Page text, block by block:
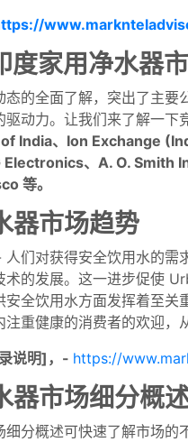
度家用净水器
态的全面了解，突出了主
动力。让我们来了解一下
India、Ion Exchange
、A. O. Smith
等。
器市场趋势
人们对获得安全饮用水的需
术的发展。这一进步促使
全饮用水方面发挥着至
重健康的消费者的欢迎，
说明]，- https://
器市场细分概
细分概述可快速了解市场